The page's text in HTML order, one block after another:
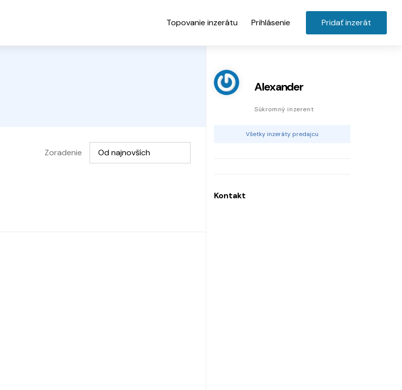
Topovanie inzerátu Prihlásenie Pridať inzerát
Zoradenie Vyberte možnosť
Od najnovších
Alexander
Súkromný inzerent
Všetky inzeráty predajcu
Kontakt